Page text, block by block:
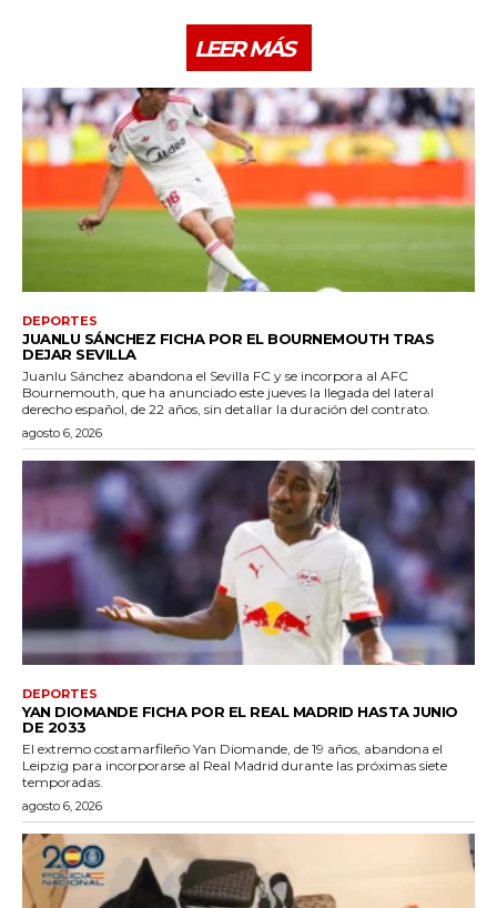
LEER MÁS
DEPORTES
JUANLU SÁNCHEZ FICHA POR EL BOURNEMOUTH TRAS
DEJAR SEVILLA
Juanlu Sánchez abandona el Sevilla FC y se incorpora al AFC
Bournemouth, que ha anunciado este jueves la llegada del lateral
derecho español, de 22 años, sin detallar la duración del contrato.
agosto 6, 2026
DEPORTES
YAN DIOMANDE FICHA POR EL REAL MADRID HASTA JUNIO
DE 2033
El extremo costamarfileño Yan Diomande, de 19 años, abandona el
Leipzig para incorporarse al Real Madrid durante las próximas siete
temporadas.
agosto 6, 2026